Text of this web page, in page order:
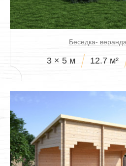
Беседка-
3 × 5 м 12.7 м²